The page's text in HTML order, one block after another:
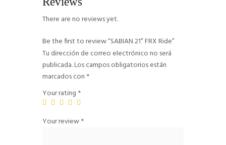
There are no reviews yet.
Be the first to review “SABIAN 21” FRX Ride”
Tu dirección de correo electrónico no será
publicada.Los campos obligatorios están
marcados con *
Your rating *
Your review*